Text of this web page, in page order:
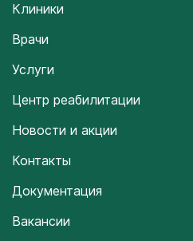
Клиники
Врачи
Услуги
Центр реабилитации
Новости и акции
Контакты
Документация
Вакансии